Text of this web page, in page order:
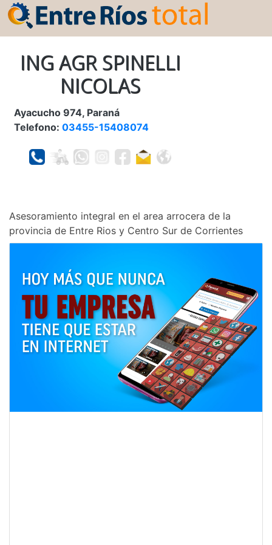
ING AGR SPINELLI
NICOLAS
Ayacucho 974, Paraná
Telefono: 03455-15408074
Asesoramiento integral en el area arrocera de la
provincia de Entre Rios y Centro Sur de Corrientes